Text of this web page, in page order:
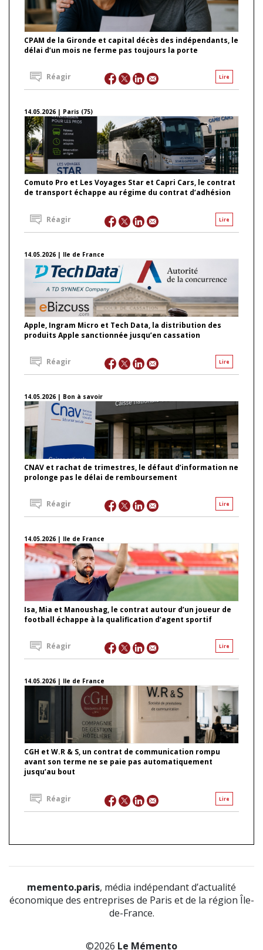
CPAM de la Gironde et capital décès des indépendants, le
délai d’un mois ne ferme pas toujours la porte
Lire
Réagir
14.05.2026 | Paris (75)
Comuto Pro et Les Voyages Star et Capri Cars, le contrat
de transport échappe au régime du contrat d’adhésion
Lire
Réagir
14.05.2026 | Ile de France
Apple, Ingram Micro et Tech Data, la distribution des
produits Apple sanctionnée jusqu’en cassation
Lire
Réagir
14.05.2026 | Bon à savoir
CNAV et rachat de trimestres, le défaut d’information ne
prolonge pas le délai de remboursement
Lire
Réagir
14.05.2026 | Ile de France
Isa, Mia et Manoushag, le contrat autour d’un joueur de
football échappe à la qualification d’agent sportif
Lire
Réagir
14.05.2026 | Ile de France
CGH et W.R & S, un contrat de communication rompu
avant son terme ne se paie pas automatiquement
jusqu’au bout
Lire
Réagir
memento.paris, média indépendant d’actualité
économique des entreprises de Paris et de la région Île-
de-France.
©2026 Le Mémento